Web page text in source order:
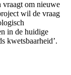
vraagt om nieuwe
wil de vraag
in de huidige
kwetsbaarheid’.